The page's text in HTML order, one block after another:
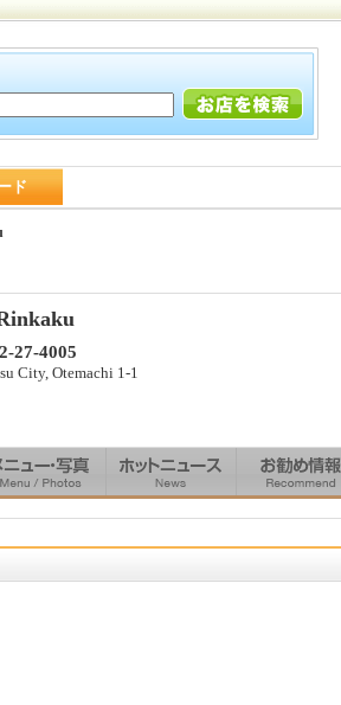
ド
27-4005
City, Otemachi 1-1